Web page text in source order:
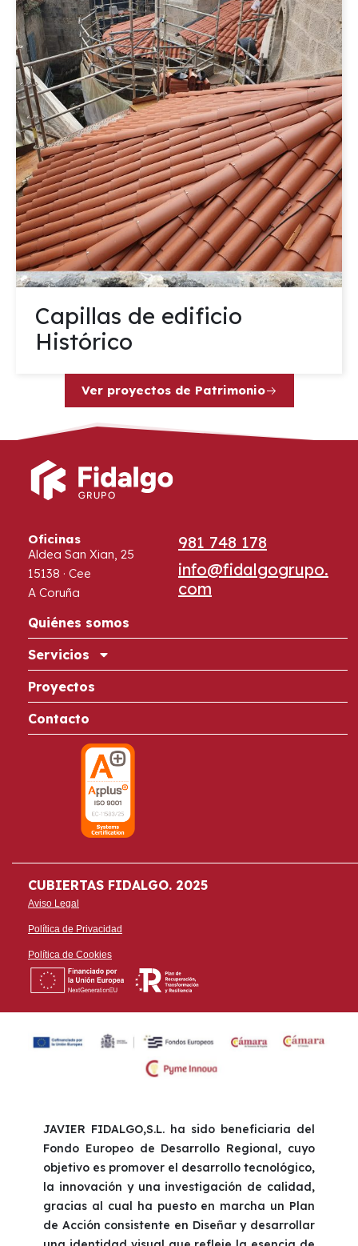
Capillas de edificio
Histórico
Ver proyectos de Patrimonio
Oficinas
Aldea San Xian, 25
15138 · Cee
A Coruña
981 748 178
info@fidalgogrupo.
com
Quiénes somos
Servicios
Proyectos
Contacto
CUBIERTAS FIDALGO. 2025
Aviso Legal
Política de Privacidad
Política de Cookies
JAVIER FIDALGO,S.L. ha sido beneficiaria del
Fondo Europeo de Desarrollo Regional, cuyo
objetivo es promover el desarrollo tecnológico,
la innovación y una investigación de calidad,
gracias al cual ha puesto en marcha un Plan
de Acción consistente en Diseñar y desarrollar